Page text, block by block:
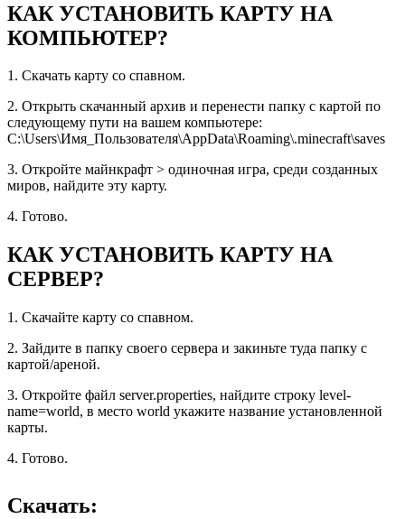
КАК УСТАНОВИТЬ КАРТУ НА
КОМПЬЮТЕР?
1. Скачать карту со спавном.
2. Открыть скачанный архив и перенести папку с картой по
следующему пути на вашем компьютере:
C:\Users\Имя_Пользователя\AppData\Roaming\.minecraft\saves
3. Откройте майнкрафт > одиночная игра, среди созданных
миров, найдите эту карту.
4. Готово.
КАК УСТАНОВИТЬ КАРТУ НА
СЕРВЕР?
1. Скачайте карту со спавном.
2. Зайдите в папку своего сервера и закиньте туда папку с
картой/ареной.
3. Откройте файл server.properties, найдите строку level-
name=world, в место world укажите название установленной
карты.
4. Готово.
Скачать: